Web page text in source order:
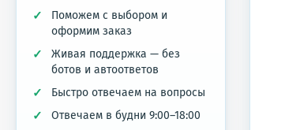
Поможем с выбором и
оформим заказ
Живая поддержка — без
ботов и автоответов
Быстро отвечаем на вопросы
Отвечаем в будни 9:00–18:00